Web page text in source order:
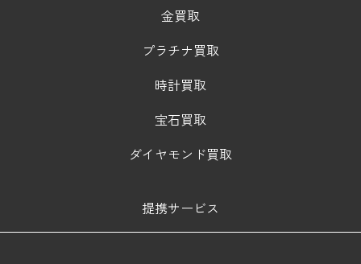
金買取
プラチナ買取
時計買取
宝石買取
ダイヤモンド買取
提携サービス